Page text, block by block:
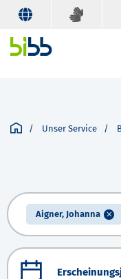
Unser Service
Aigner, Johanna